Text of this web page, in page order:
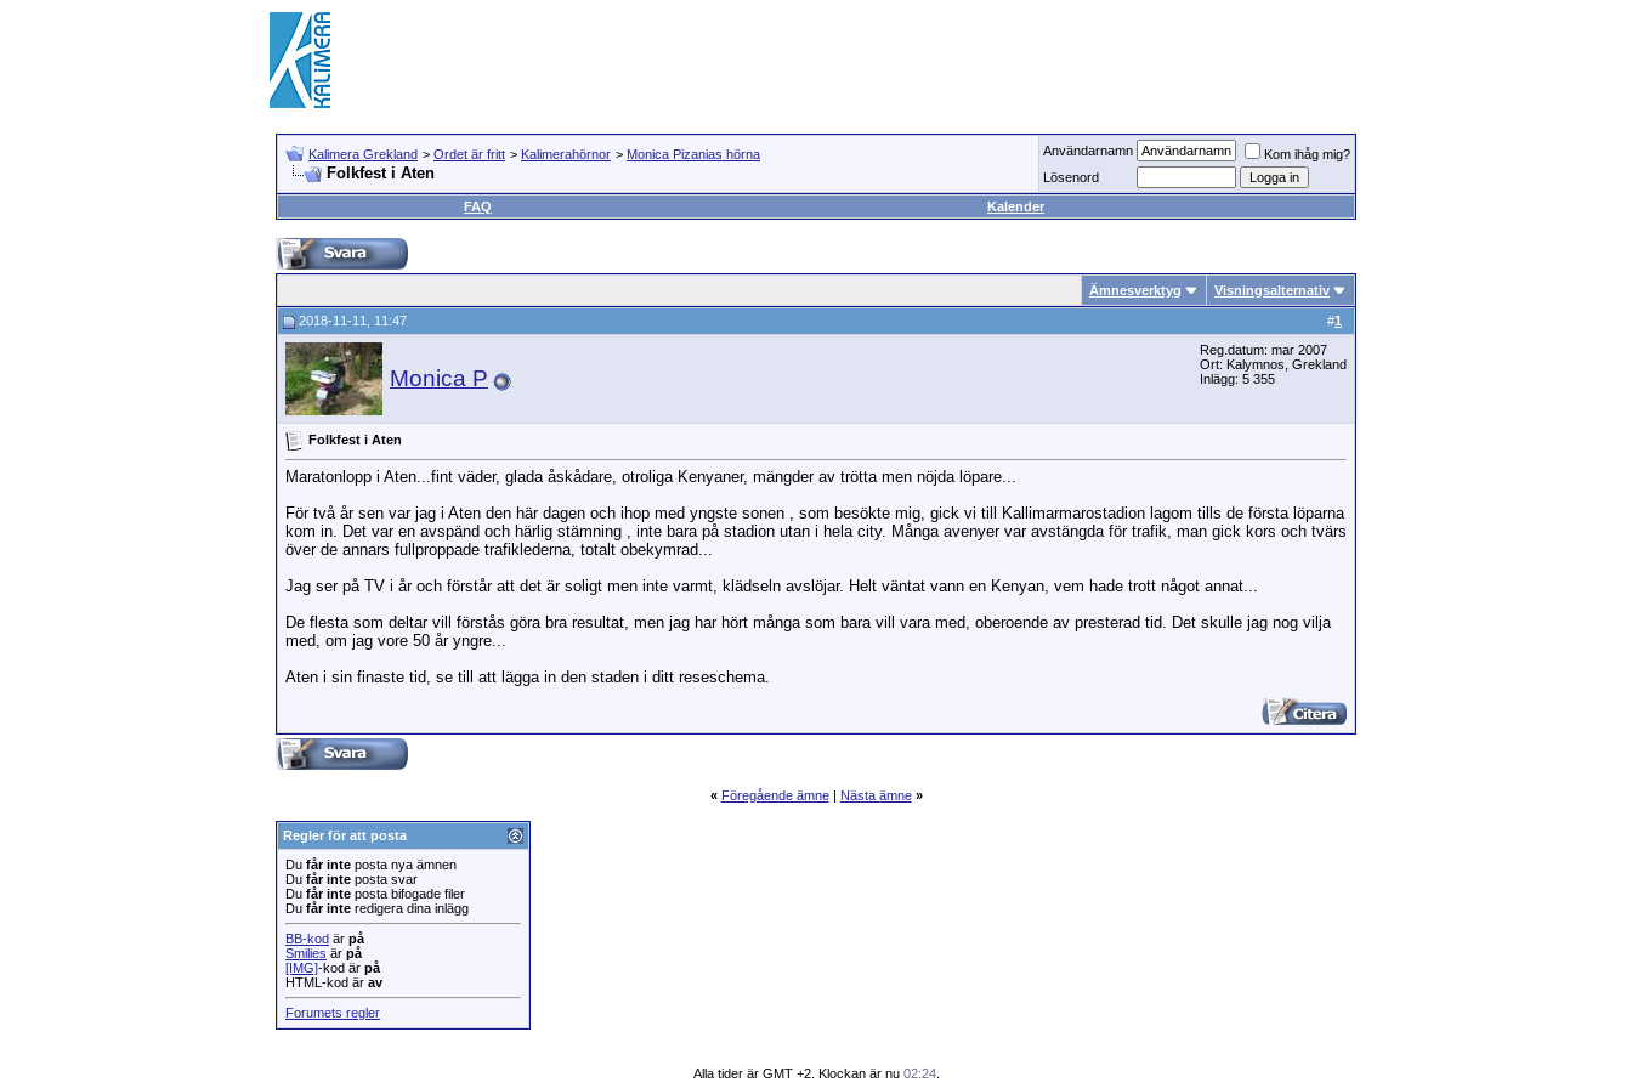
Kalimera Grekland > Ordet är fritt > Kalimerahörnor > Monica Pizanias hörna
Folkfest i Aten
Användarnamn
Kom ihåg mig?
Lösenord
FAQ
Kalender
Ämnesverktyg Visningsalternativ
#1
2018-11-11, 11:47
Monica P
Reg.datum: mar 2007
Ort: Kalymnos, Grekland
Inlägg: 5 355
Folkfest i Aten
Maratonlopp i Aten...fint väder, glada åskådare, otroliga Kenyaner, mängder av trötta men nöjda löpare...
För två år sen var jag i Aten den här dagen och ihop med yngste sonen , som besökte mig, gick vi till Kallimarmarostadion lagom tills de första löparna
kom in. Det var en avspänd och härlig stämning , inte bara på stadion utan i hela city. Många avenyer var avstängda för trafik, man gick kors och tvärs
över de annars fullproppade trafiklederna, totalt obekymrad...
Jag ser på TV i år och förstår att det är soligt men inte varmt, klädseln avslöjar. Helt väntat vann en Kenyan, vem hade trott något annat...
De flesta som deltar vill förstås göra bra resultat, men jag har hört många som bara vill vara med, oberoende av presterad tid. Det skulle jag nog vilja
med, om jag vore 50 år yngre...
Aten i sin finaste tid, se till att lägga in den staden i ditt reseschema.
« Föregående ämne| Nästa ämne »
Regler för att posta
Du får inte posta nya ämnen
Du får inte posta svar
Du får inte posta bifogade filer
Du får inte redigera dina inlägg
BB-kod är på
Smilies är på
[IMG]-kod är på
HTML-kod är av
Forumets regler
Alla tider är GMT +2. Klockan är nu 02:24.